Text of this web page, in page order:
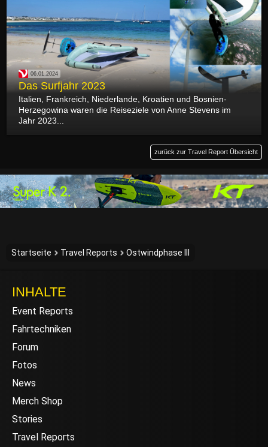
06.01.2024
Das Surfjahr 2023
Italien, Frankreich, Niederlande, Kroatien und Bosnien-
Herzegowina waren die Reiseziele von Anne Stevens im
Jahr 2023...
zurück zur Travel Report Übersicht
Startseite Travel Reports Ostwindphase III
INHALTE
Event Reports
Fahrtechniken
Forum
Fotos
News
Merch Shop
Stories
Travel Reports